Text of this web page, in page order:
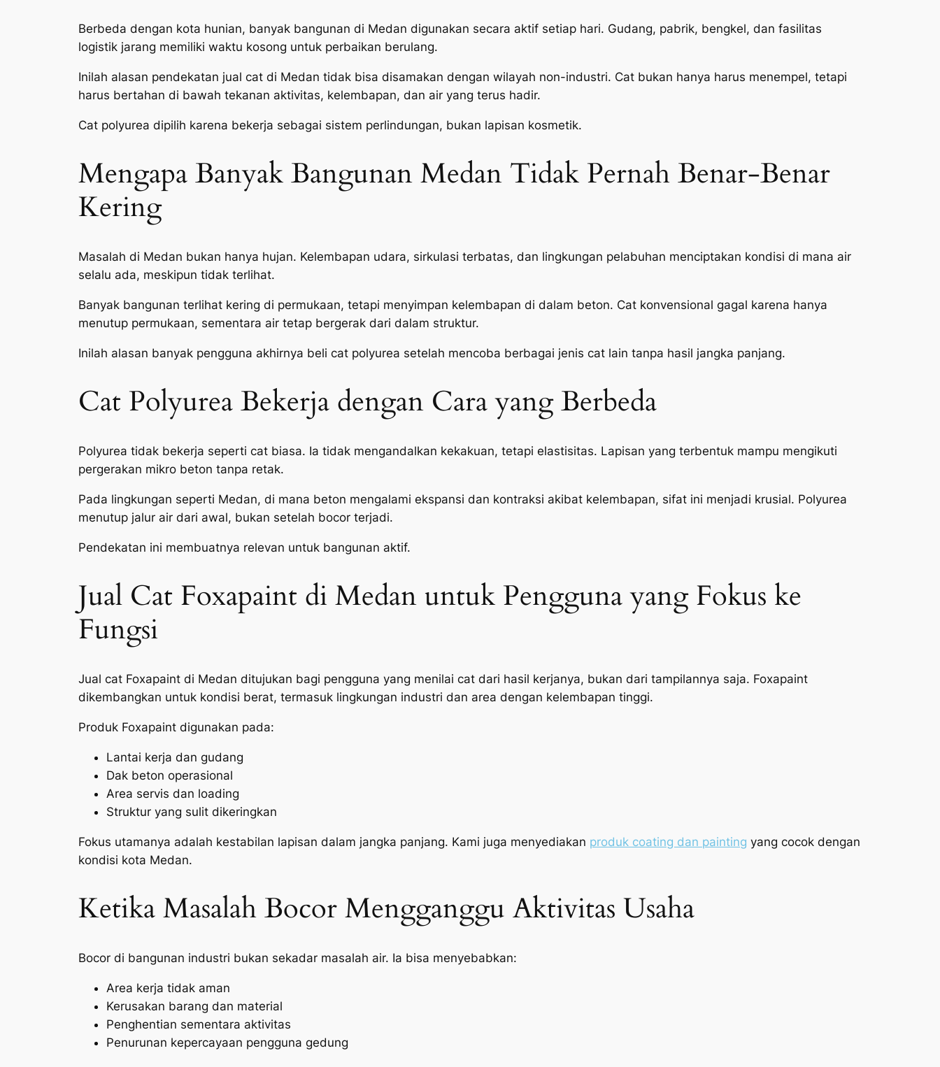
Berbeda dengan kota hunian, banyak bangunan di Medan digunakan secara aktif setiap hari. Gudang, pabrik, bengkel, dan fasilitas
logistik jarang memiliki waktu kosong untuk perbaikan berulang.
Inilah alasan pendekatan jual cat di Medan tidak bisa disamakan dengan wilayah non-industri. Cat bukan hanya harus menempel, tetapi
harus bertahan di bawah tekanan aktivitas, kelembapan, dan air yang terus hadir.
Cat polyurea dipilih karena bekerja sebagai sistem perlindungan, bukan lapisan kosmetik.
Mengapa Banyak Bangunan Medan Tidak Pernah Benar-Benar
Kering
Masalah di Medan bukan hanya hujan. Kelembapan udara, sirkulasi terbatas, dan lingkungan pelabuhan menciptakan kondisi di mana air
selalu ada, meskipun tidak terlihat.
Banyak bangunan terlihat kering di permukaan, tetapi menyimpan kelembapan di dalam beton. Cat konvensional gagal karena hanya
menutup permukaan, sementara air tetap bergerak dari dalam struktur.
Inilah alasan banyak pengguna akhirnya beli cat polyurea setelah mencoba berbagai jenis cat lain tanpa hasil jangka panjang.
Cat Polyurea Bekerja dengan Cara yang Berbeda
Polyurea tidak bekerja seperti cat biasa. Ia tidak mengandalkan kekakuan, tetapi elastisitas. Lapisan yang terbentuk mampu mengikuti
pergerakan mikro beton tanpa retak.
Pada lingkungan seperti Medan, di mana beton mengalami ekspansi dan kontraksi akibat kelembapan, sifat ini menjadi krusial. Polyurea
menutup jalur air dari awal, bukan setelah bocor terjadi.
Pendekatan ini membuatnya relevan untuk bangunan aktif.
Jual Cat Foxapaint di Medan untuk Pengguna yang Fokus ke
Fungsi
Jual cat Foxapaint di Medan ditujukan bagi pengguna yang menilai cat dari hasil kerjanya, bukan dari tampilannya saja. Foxapaint
dikembangkan untuk kondisi berat, termasuk lingkungan industri dan area dengan kelembapan tinggi.
Produk Foxapaint digunakan pada:
Lantai kerja dan gudang
Dak beton operasional
Area servis dan loading
Struktur yang sulit dikeringkan
Fokus utamanya adalah kestabilan lapisan dalam jangka panjang. Kami juga menyediakan produk coating dan painting yang cocok dengan
kondisi kota Medan.
Ketika Masalah Bocor Mengganggu Aktivitas Usaha
Bocor di bangunan industri bukan sekadar masalah air. Ia bisa menyebabkan:
Area kerja tidak aman
Kerusakan barang dan material
Penghentian sementara aktivitas
Penurunan kepercayaan pengguna gedung